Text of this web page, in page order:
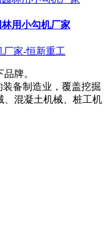
用小勾机厂家
牌。
备制造业，覆盖挖掘
、混凝土机械、桩工机